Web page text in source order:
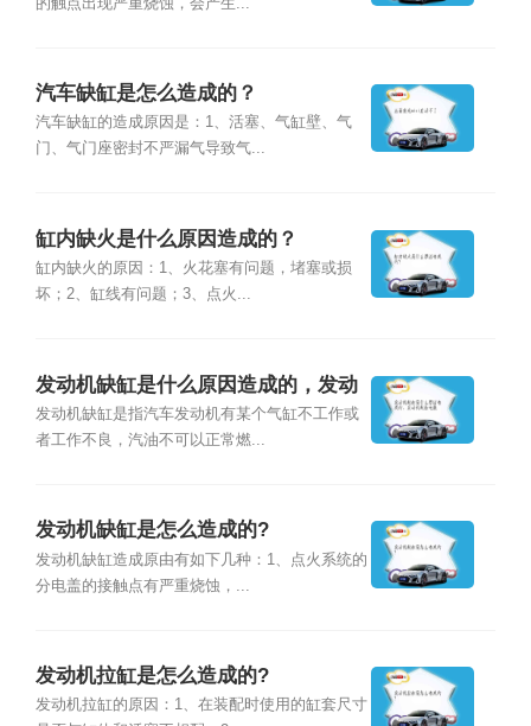
汽车缺缸是怎么造成的？
汽车缺缸的造成原因是：1、活塞、气缸壁、气
门、气门座密封不严漏气导致气...
缸内缺火是什么原因造成的？
缸内缺火的原因：1、火花塞有问题，堵塞或损
坏；2、缸线有问题；3、点火...
发动机缺缸是什么原因造成的，发动
机缺缸还能
发动机缺缸是指汽车发动机有某个气缸不工作或
者工作不良，汽油不可以正常燃...
发动机缺缸是怎么造成的?
发动机缺缸造成原由有如下几种：1、点火系统的
分电盖的接触点有严重烧蚀，...
发动机拉缸是怎么造成的?
发动机拉缸的原因：1、在装配时使用的缸套尺寸